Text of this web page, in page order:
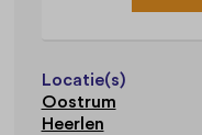
Locatie(s)
Oostrum
Heerlen